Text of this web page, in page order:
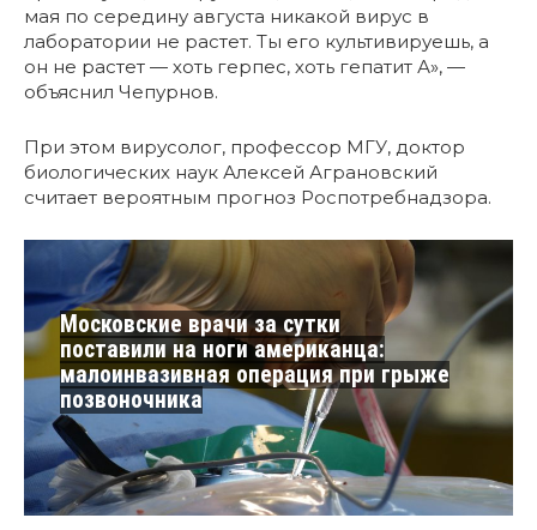
мая по середину августа никакой вирус в
лаборатории не растет. Ты его культивируешь, а
он не растет — хоть герпес, хоть гепатит А», —
объяснил Чепурнов.
При этом вирусолог, профессор МГУ, доктор
биологических наук Алексей Аграновский
считает вероятным прогноз Роспотребнадзора.
Московские врачи за сутки
поставили на ноги американца:
малоинвазивная операция при грыже
позвоночника